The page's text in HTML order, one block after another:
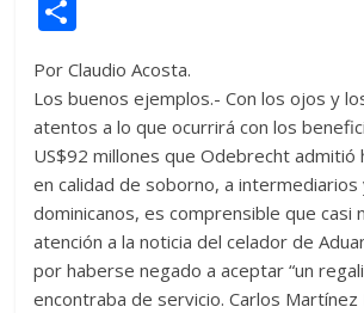
er s
A
p
p
di
t
b
o
o
k
e
n
g
er
m
p
ar
ti
r
Por Claudio Acosta.
Los buenos ejemplos.- Con los ojos y
atentos a lo que ocurrirá con los
US$92 millones que Odebrecht admitió
en calidad de soborno, a intermediarios
dominicanos, es comprensible que casi
atención a la noticia del celador de
por haberse negado a aceptar “un
encontraba de servicio. Carlos